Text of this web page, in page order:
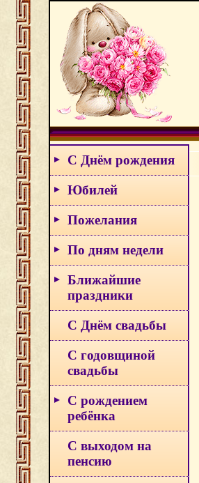
С Днём рождения
Юбилей
Пожелания
По дням недели
Ближайшие
праздники
С Днём свадьбы
С годовщиной
свадьбы
С рождением
ребёнка
С выходом на
пенсию